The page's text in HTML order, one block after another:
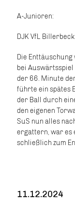
A-Junioren:
DJK VfL
Die
bei
der 66. Minute
führte ein spätes
der Ball durch
den eigenen
SuS nun alles
ergattern, war es
schließlich zum
11.12.2024